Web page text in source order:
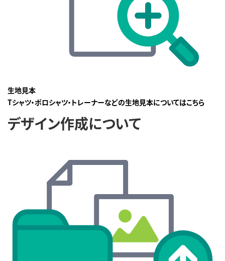
生地見本
Tシャツ・ポロシャツ・トレーナーなどの生地見本についてはこちら
デザイン作成について